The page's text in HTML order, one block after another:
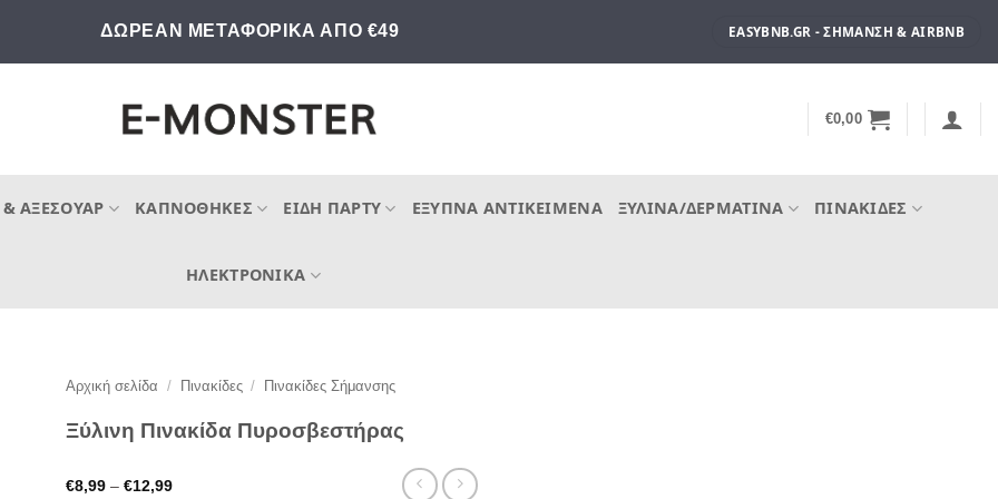
ΔΩΡΕΑΝ ΜΕΤΑΦΟΡΙΚΑ ΑΠΟ €49 EASYBNB.GR - ΣΉΜΑΝΣΗ & AIRBNB
€0,00
ΑΞΕΣΟΥΆΡ ΚΑΠΝΟΘΉΚΕΣ ΕΊΔΗ ΠΆΡΤΥ ΈΞΥΠΝΑ ΑΝΤΙΚΕΊΜΕΝΑ ΞΎΛΙΝΑ/ΔΕΡΜΆΤΙΝΑ ΠΙΝΑΚΊΔΕΣ
ΗΛΕΚΤΡΟΝΙΚΆ
Αρχική σελίδα / Πινακίδες / Πινακίδες Σήμανσης
Ξύλινη Πινακίδα Πυροσβεστήρας
€8,99 – €12,99Price